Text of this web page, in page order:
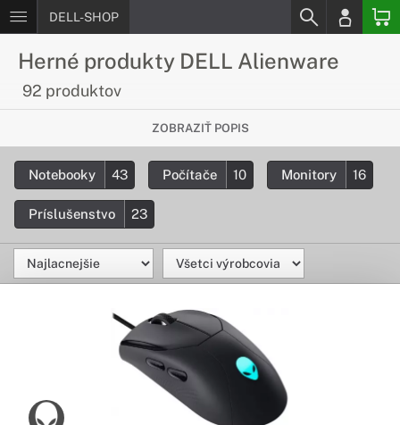
DELL-SHOP
Herné produkty DELL Alienware
92 produktov
Úžasný herný výkon
Herné zariadenia DELL Alienware prinášajú ten najlepší herný
zážitok. V ponuke nájdete všetko od prepracovaných herných
monitory. Posuňte svoje hranie na novú úroveň.
ZOBRAZIŤ POPIS
Notebooky 43 Počítače 10 Monitory 16
Príslušenstvo 23